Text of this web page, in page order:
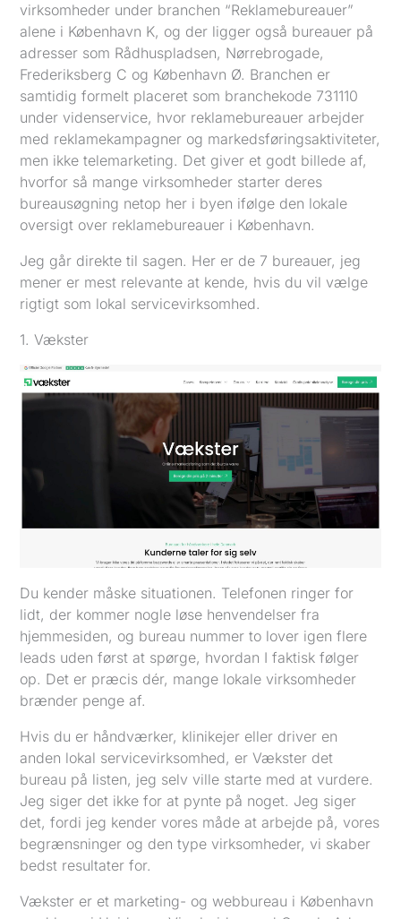
virksomheder under branchen “Reklamebureauer”
alene i København K, og der ligger også bureauer på
adresser som Rådhuspladsen, Nørrebrogade,
Frederiksberg C og København Ø. Branchen er
samtidig formelt placeret som branchekode 731110
under videnservice, hvor reklamebureauer arbejder
med reklamekampagner og markedsføringsaktiviteter,
men ikke telemarketing. Det giver et godt billede af,
hvorfor så mange virksomheder starter deres
bureausøgning netop her i byen ifølge den lokale
oversigt over reklamebureauer i København.
Jeg går direkte til sagen. Her er de 7 bureauer, jeg
mener er mest relevante at kende, hvis du vil vælge
rigtigt som lokal servicevirksomhed.
1. Vækster
Du kender måske situationen. Telefonen ringer for
lidt, der kommer nogle løse henvendelser fra
hjemmesiden, og bureau nummer to lover igen flere
leads uden først at spørge, hvordan I faktisk følger
op. Det er præcis dér, mange lokale virksomheder
brænder penge af.
Hvis du er håndværker, klinikejer eller driver en
anden lokal servicevirksomhed, er Vækster det
bureau på listen, jeg selv ville starte med at vurdere.
Jeg siger det ikke for at pynte på noget. Jeg siger
det, fordi jeg kender vores måde at arbejde på, vores
begrænsninger og den type virksomheder, vi skaber
bedst resultater for.
Vækster er et marketing- og webbureau i København